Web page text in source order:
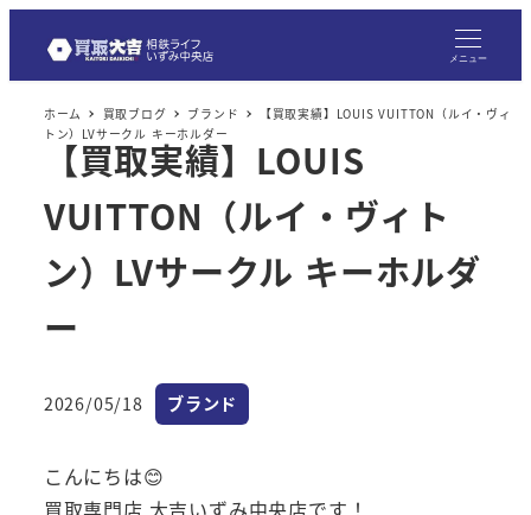
メニュー
ホーム 買取ブログ ブランド
【買取実績】LOUIS VUITTON（ルイ・ヴィ
トン）LVサークル キーホルダー
【買取実績】LOUIS
VUITTON（ルイ・ヴィト
ン）LVサークル キーホルダ
ー
投稿日
2026/05/18 カテゴリー
ブランド
こんにちは😊
買取専門店 大吉いずみ中央店です！